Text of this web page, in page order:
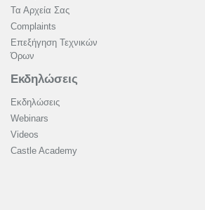
Τα Αρχεία Σας
Complaints
Επεξήγηση Τεχνικών
Όρων
Εκδηλώσεις
Εκδηλώσεις
Webinars
Videos
Castle Academy